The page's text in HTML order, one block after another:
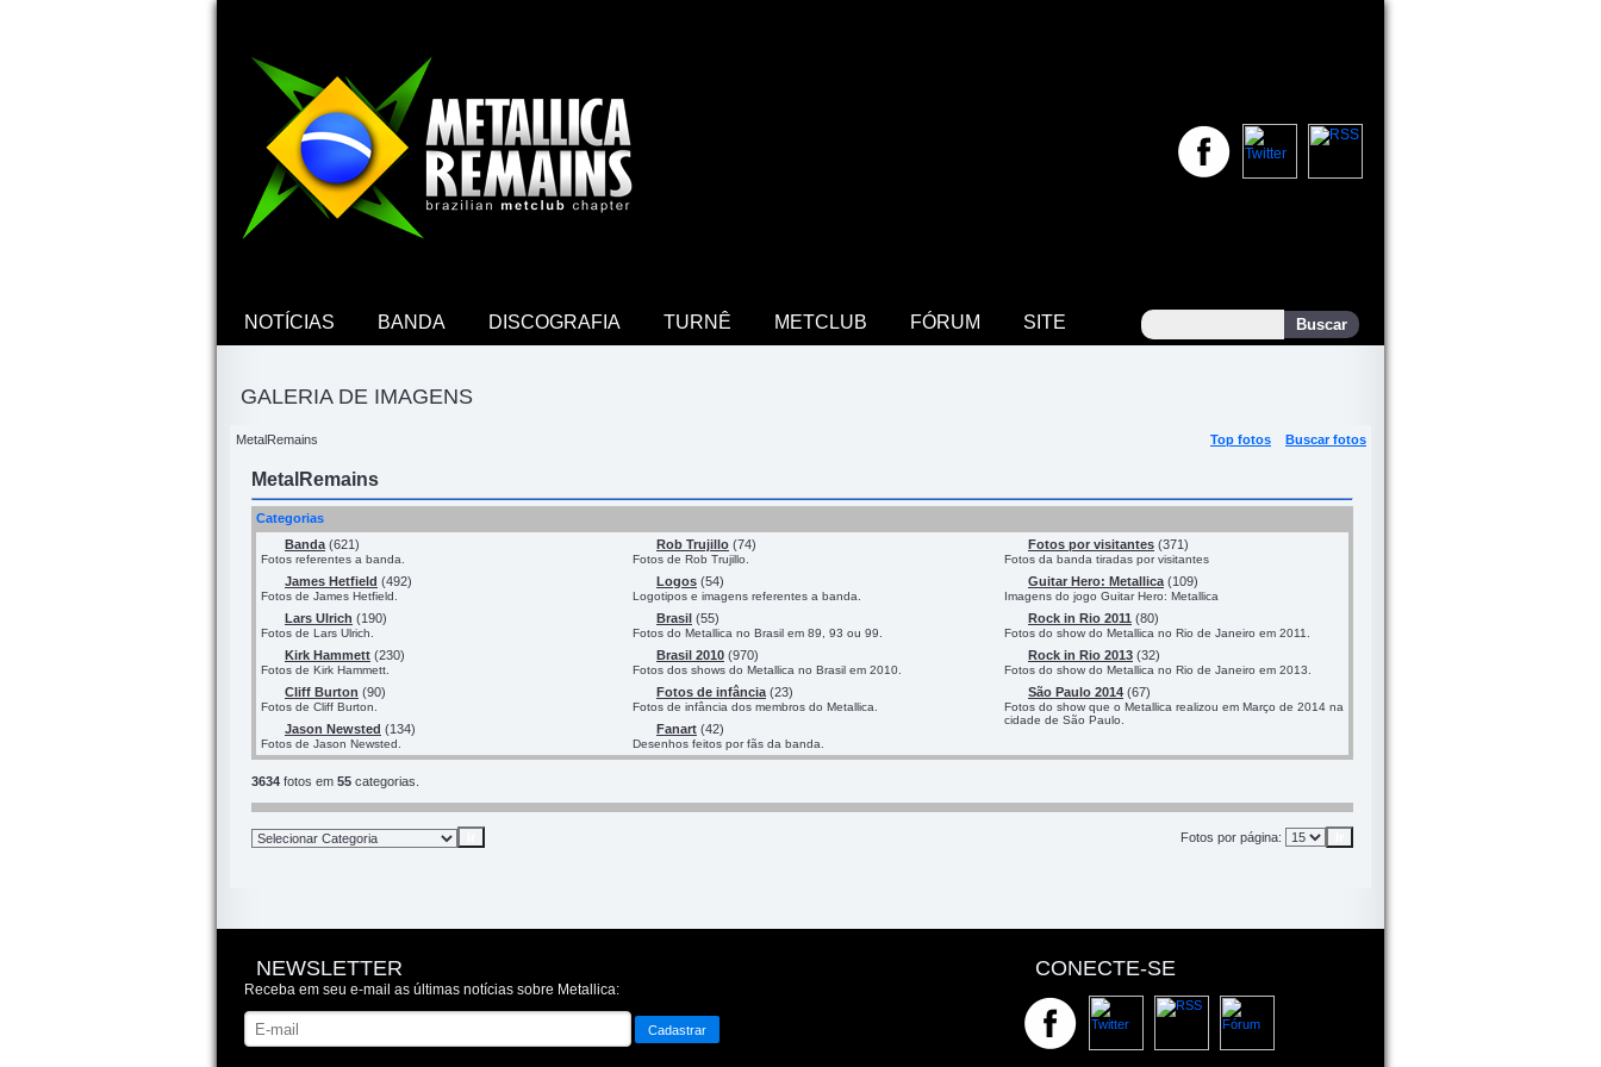
NOTÍCIAS BANDA DISCOGRAFIA TURNÊ METCLUB FÓRUM SITE
GALERIA DE IMAGENS
MetalRemains Top fotos Buscar fotos
MetalRemains
Categorias
Banda (621)
Fotos referentes a banda.
James Hetfield (492)
Fotos de James Hetfield.
Lars Ulrich (190)
Fotos de Lars Ulrich.
Kirk Hammett (230)
Fotos de Kirk Hammett.
Cliff Burton (90)
Fotos de Cliff Burton.
Jason Newsted (134)
Fotos de Jason Newsted.
Rob Trujillo (74)
Fotos de Rob Trujillo.
Logos (54)
Logotipos e imagens referentes a banda.
Brasil (55)
Fotos do Metallica no Brasil em 89, 93 ou 99.
Brasil 2010 (970)
Fotos dos shows do Metallica no Brasil em 2010.
Fotos de infância (23)
Fotos de infância dos membros do Metallica.
Fanart (42)
Desenhos feitos por fãs da banda.
Fotos por visitantes (371)
Fotos da banda tiradas por visitantes
Guitar Hero: Metallica (109)
Imagens do jogo Guitar Hero: Metallica
Rock in Rio 2011 (80)
Fotos do show do Metallica no Rio de Janeiro em 2011.
Rock in Rio 2013 (32)
Fotos do show do Metallica no Rio de Janeiro em 2013.
São Paulo 2014 (67)
Fotos do show que o Metallica realizou em Março de 2014 na
cidade de São Paulo.
3634 fotos em 55 categorias.
Fotos por página:
NEWSLETTER
Receba em seu e-mail as últimas notícias sobre Metallica:
CONECTE-SE